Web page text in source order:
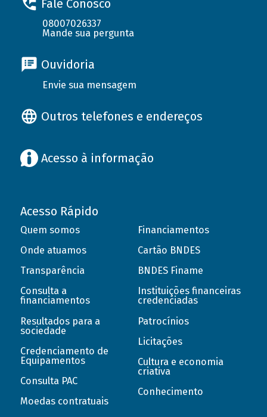
Fale Conosco
08007026337
Mande sua pergunta
Ouvidoria
Envie sua mensagem
Outros telefones e endereços
Acesso à informação
Acesso Rápido
Quem somos
Onde atuamos
Transparência
Consulta a
financiamentos
Resultados para a
sociedade
Credenciamento de
Equipamentos
Consulta PAC
Moedas contratuais
Financiamentos
Cartão BNDES
BNDES Finame
Instituições financeiras
credenciadas
Patrocínios
Licitações
Cultura e economia
criativa
Conhecimento